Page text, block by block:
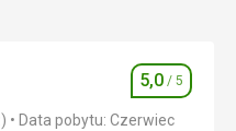
Ocena
5,0 / 5
Data pobytu: Czerwiec